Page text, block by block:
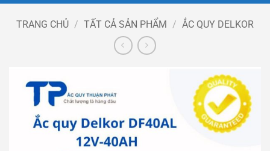
TRANG CHỦ / TẤT CẢ SẢN PHẨM / ẮC QUY DELKOR